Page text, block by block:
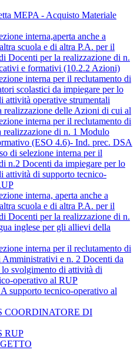
MEPA - Acquisto Materiale
interna,aperta anche a
scuola e di altra P.A. per il
Docenti per la realizzazione di n.
e formativi (10.2.2 Azioni)
interna per il reclutamento di
scolastici da impiegare per lo
attività operative strumentali
realizzazione delle Azioni di cui al
interna per il reclutamento di
realizzazione di n. 1 Modulo
(ESO 4.6)- Ind. prec. DSA
di selezione interna per il
n.2 Docenti da impiegare per lo
attività di supporto tecnico-
interna, aperta anche a
scuola e di altra P.A. per il
Docenti per la realizzazione di n.
inglese per gli allievi della
interna per il reclutamento di
Amministrativi e n. 2 Docenti da
lo svolgimento di attività di
operativo al RUP
supporto tecnico-operativo al
COORDINATORE DI
RUP